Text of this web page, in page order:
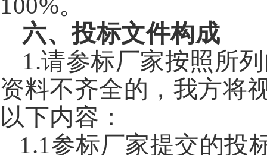
100%。
六、投标文件构成
1.请参标厂家按照所
资料不齐全的，我方将
以下内容：
1.1参标厂家提交的投